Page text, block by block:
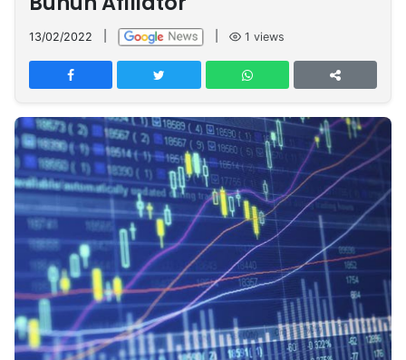
Network
PT
TREETAN
INDONESIA
Partner
Insight
NTB
Suara
Time
Lens
IDN
Daily
Jogja
Jalan
Rakyat
Idealita
News
Kita
Notice
Dinamikapost.com
Radar
Baru
Seedbacklink
Follow
Kabarbaru
13/02/2022 1 views